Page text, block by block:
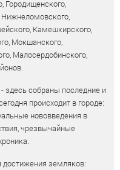
Городищенского,
Нижнеломовского,
Камешкирского,
Мокшанского,
Малосердобинского,
здесь собраны последние и
происходит в городе:
нововведения в
чрезвычайные
земляков: